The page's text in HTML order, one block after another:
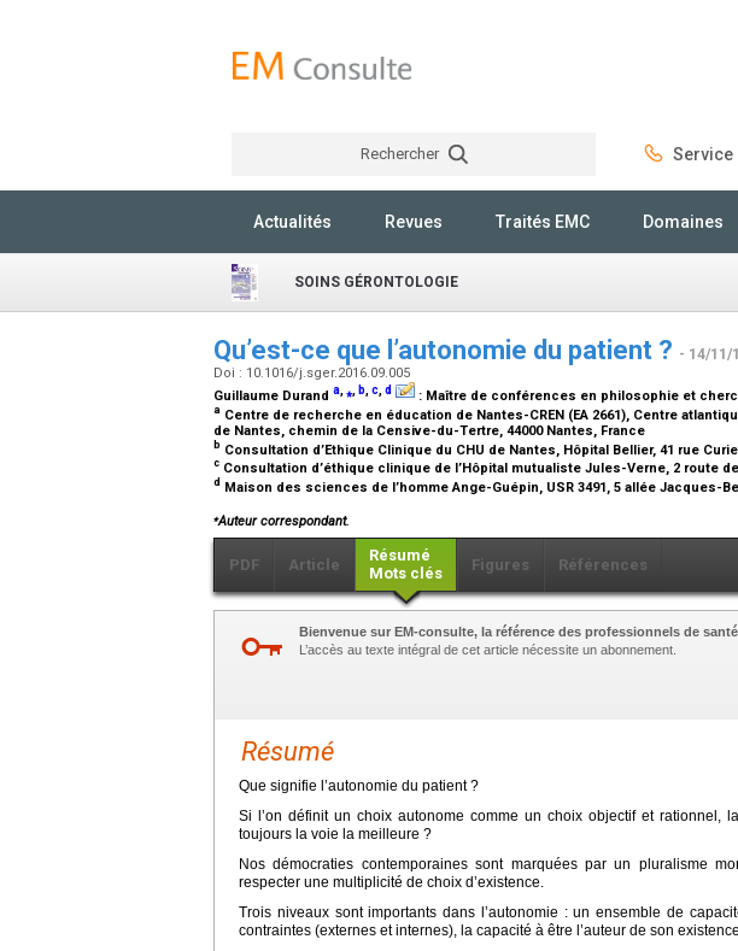
Rechercher Service
Actualités Revues Traités EMC Domaines
SOINS GÉRONTOLOGIE
Qu’est-ce que l’autonomie du patient ? - 14/11/
Doi : 10.1016/j.sger.2016.09.005
Guillaume Durand a,⁎, b,c,d : Maître de conférences en philosophie et
a Centre de recherche en éducation de Nantes-CREN (EA 2661), Centre
de Nantes, chemin de la Censive-du-Tertre, 44000 Nantes, France
b Consultation d’Ethique Clinique du CHU de Nantes, Hôpital Bellier, 41 rue
c Consultation d’éthique clinique de l’Hôpital mutualiste Jules-Verne, 2 route
d Maison des sciences de l’homme Ange-Guépin, USR 3491, 5 allée Jacques-
⁎Auteur correspondant.
PDF Article
Résumé
Mots clés
Figures Références
Bienvenue sur EM-consulte, la référence des professionnels de
L’accès au texte intégral de cet article nécessite un abonnement.
Résumé
Que signifie l’autonomie du patient ?
Si l’on définit un choix autonome comme un choix objectif et rationnel,
toujours la voie la meilleure ?
Nos démocraties contemporaines sont marquées par un pluralisme
respecter une multiplicité de choix d’existence.
Trois niveaux sont importants dans l’autonomie : un ensemble de
contraintes (externes et internes), la capacité à être l’auteur de son